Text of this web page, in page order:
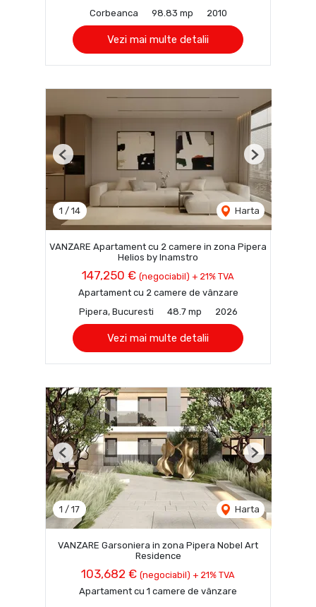
Corbeanca
98.83 mp 2010
Vezi mai multe detalii
1 / 14 Harta
Previous Next
VANZARE Apartament cu 2 camere in zona Pipera
Helios by Inamstro
147,250 € (negociabil) + 21% TVA
Apartament cu 2 camere de vânzare
Pipera, Bucuresti
48.7 mp 2026
Vezi mai multe detalii
1 / 17 Harta
Previous Next
VANZARE Garsoniera in zona Pipera Nobel Art
Residence
103,682 € (negociabil) + 21% TVA
Apartament cu 1 camere de vânzare